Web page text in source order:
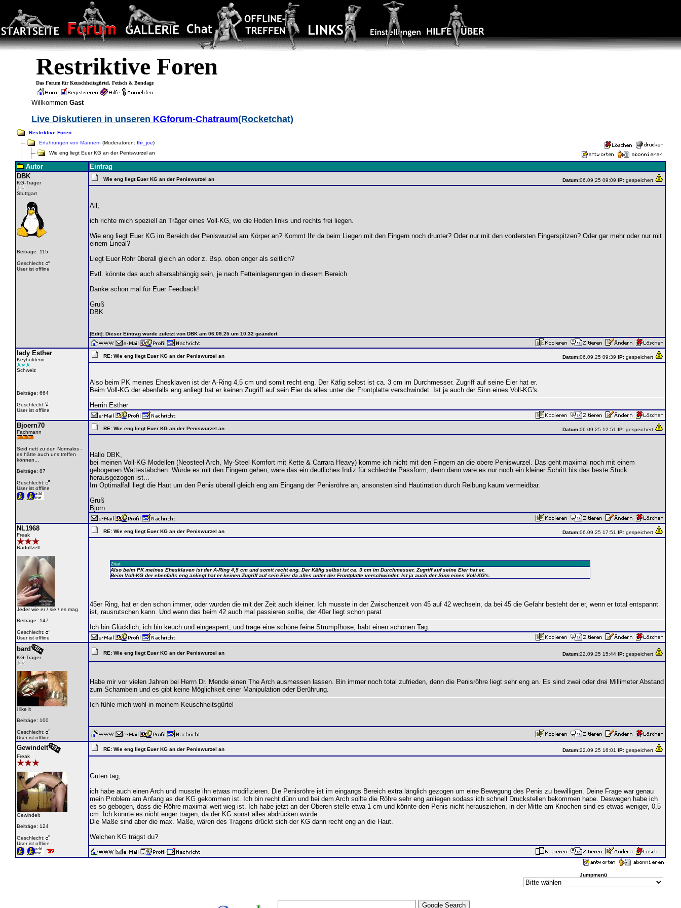
Restriktive Foren
Das Forum für Keuschheitsgürtel, Fetisch & Bondage
Willkommen Gast
Live Diskutieren in unseren KGforum-Chatraum(Rocketchat)
Restriktive Foren
Erfahrungen von Männern (Moderatoren: Ihr_joe)
Wie eng liegt Euer KG an der Peniswurzel an
Autor
Eintrag
DBK
KG-Träger
Stuttgart
Beiträge: 115
Geschlecht:
User ist offline
Wie eng liegt Euer KG an der Peniswurzel an Datum:06.09.25 09:09 IP: gespeichert
All,
ich richte mich speziell an Träger eines Voll-KG, wo die Hoden links und rechts frei liegen.
Wie eng liegt Euer KG im Bereich der Peniswurzel am Körper an? Kommt Ihr da beim Liegen mit den Fingern noch drunter? Oder nur mit den vordersten Fingerspitzen? Oder gar mehr oder nur mit
einem Lineal?
Liegt Euer Rohr überall gleich an oder z. Bsp. oben enger als seitlich?
Evtl. könnte das auch altersabhängig sein, je nach Fetteinlagerungen in diesem Bereich.
Danke schon mal für Euer Feedback!
Gruß
DBK
[Edit]: Dieser Eintrag wurde zuletzt von DBK am 06.09.25 um 10:32 geändert
lady Esther
Keyholderin
Schweiz
Beiträge: 664
Geschlecht:
User ist offline
RE: Wie eng liegt Euer KG an der Peniswurzel an Datum:06.09.25 09:39 IP: gespeichert
Also beim PK meines Ehesklaven ist der A-Ring 4,5 cm und somit recht eng. Der Käfig selbst ist ca. 3 cm im Durchmesser. Zugriff auf seine Eier hat er.
Beim Voll-KG der ebenfalls eng anliegt hat er keinen Zugriff auf sein Eier da alles unter der Frontplatte verschwindet. Ist ja auch der Sinn eines Voll-KG's.
Herrin Esther
Bjoern70
Fachmann
Seid nett zu den Normalos -
es hätte auch uns treffen
können...
Beiträge: 87
Geschlecht:
User ist offline
RE: Wie eng liegt Euer KG an der Peniswurzel an Datum:06.09.25 12:51 IP: gespeichert
Hallo DBK,
bei meinen Voll-KG Modellen (Neosteel Arch, My-Steel Komfort mit Kette & Carrara Heavy) komme ich nicht mit den Fingern an die obere Peniswurzel. Das geht maximal noch mit einem
gebogenen Wattestäbchen. Würde es mit den Fingern gehen, wäre das ein deutliches Indiz für schlechte Passform, denn dann wäre es nur noch ein kleiner Schritt bis das beste Stück
herausgezogen ist...
Im Optimalfall liegt die Haut um den Penis überall gleich eng am Eingang der Penisröhre an, ansonsten sind Hautirration durch Reibung kaum vermeidbar.
Gruß
Björn
NL1968
Freak
Radolfzell
Jeder wie er / sie / es mag
Beiträge: 147
Geschlecht:
User ist offline
RE: Wie eng liegt Euer KG an der Peniswurzel an Datum:06.09.25 17:51 IP: gespeichert
Zitat
Also beim PK meines Ehesklaven ist der A-Ring 4,5 cm und somit recht eng. Der Käfig selbst ist ca. 3 cm im Durchmesser. Zugriff auf seine Eier hat er.
Beim Voll-KG der ebenfalls eng anliegt hat er keinen Zugriff auf sein Eier da alles unter der Frontplatte verschwindet. Ist ja auch der Sinn eines Voll-KG's.
45er Ring, hat er den schon immer, oder wurden die mit der Zeit auch kleiner. Ich musste in der Zwischenzeit von 45 auf 42 wechseln, da bei 45 die Gefahr besteht der er, wenn er total entspannt
ist, rausrutschen kann. Und wenn das beim 42 auch mal passieren sollte, der 40er liegt schon parat
Ich bin Glücklich, ich bin keuch und eingesperrt, und trage eine schöne feine Strumpfhose, habt einen schönen Tag.
bard
KG-Träger
i like it
Beiträge: 100
Geschlecht:
User ist offline
RE: Wie eng liegt Euer KG an der Peniswurzel an Datum:22.09.25 15:44 IP: gespeichert
Habe mir vor vielen Jahren bei Herrn Dr. Mende einen The Arch ausmessen lassen. Bin immer noch total zufrieden, denn die Penisröhre liegt sehr eng an. Es sind zwei oder drei Millimeter Abstand
zum Schambein und es gibt keine Möglichkeit einer Manipulation oder Berührung.
Ich fühle mich wohl in meinem Keuschheitsgürtel
Gewindelt
Freak
Gewindelt
Beiträge: 124
Geschlecht:
User ist offline
RE: Wie eng liegt Euer KG an der Peniswurzel an Datum:22.09.25 16:01 IP: gespeichert
Guten tag,
ich habe auch einen Arch und musste ihn etwas modifizieren. Die Penisröhre ist im eingangs Bereich extra länglich gezogen um eine Bewegung des Penis zu bewilligen. Deine Frage war genau
mein Problem am Anfang as der KG gekommen ist. Ich bin recht dünn und bei dem Arch sollte die Röhre sehr eng anliegen sodass ich schnell Druckstellen bekommen habe. Deswegen habe ich
es so gebogen, dass die Röhre maximal weit weg ist. Ich habe jetzt an der Oberen stelle etwa 1 cm und könnte den Penis nicht herausziehen, in der Mitte am Knochen sind es etwas weniger, 0,5
cm. Ich könnte es nicht enger tragen, da der KG sonst alles abdrücken würde.
Die Maße sind aber die max. Maße, wären des Tragens drückt sich der KG dann recht eng an die Haut.
Welchen KG trägst du?
Jumpmenü